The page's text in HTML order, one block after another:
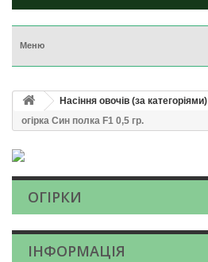
Меню
Насіння овочів (за категоріями)
огiрка Син полка F1 0,5 гр.
ОГІРКИ
ІНФОРМАЦІЯ